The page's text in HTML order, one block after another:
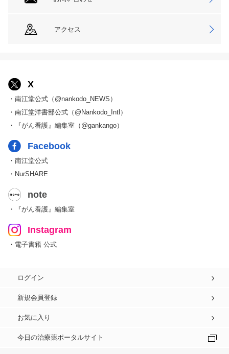
アクセス
X
・南江堂公式（@nankodo_NEWS）
・南江堂洋書部公式（@Nankodo_Intl）
・『がん看護』編集室（@gankango）
Facebook
・南江堂公式
・NurSHARE
note
・『がん看護』編集室
Instagram
・電子書籍 公式
ログイン
新規会員登録
お気に入り
今日の治療薬ポータルサイト